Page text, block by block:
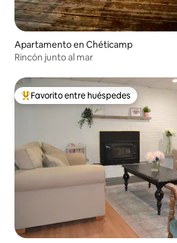
Apartamento en Chéticamp
Rincón junto al mar
Favorito entre huéspedes preferido
Favorito entre huéspedes